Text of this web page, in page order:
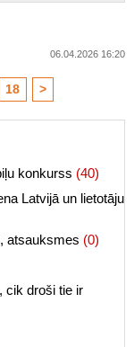
06.04.2026 16:20
18 >
konkurss (40)
Latvijā un lietotāju
atsauksmes (0)
cik droši tie ir